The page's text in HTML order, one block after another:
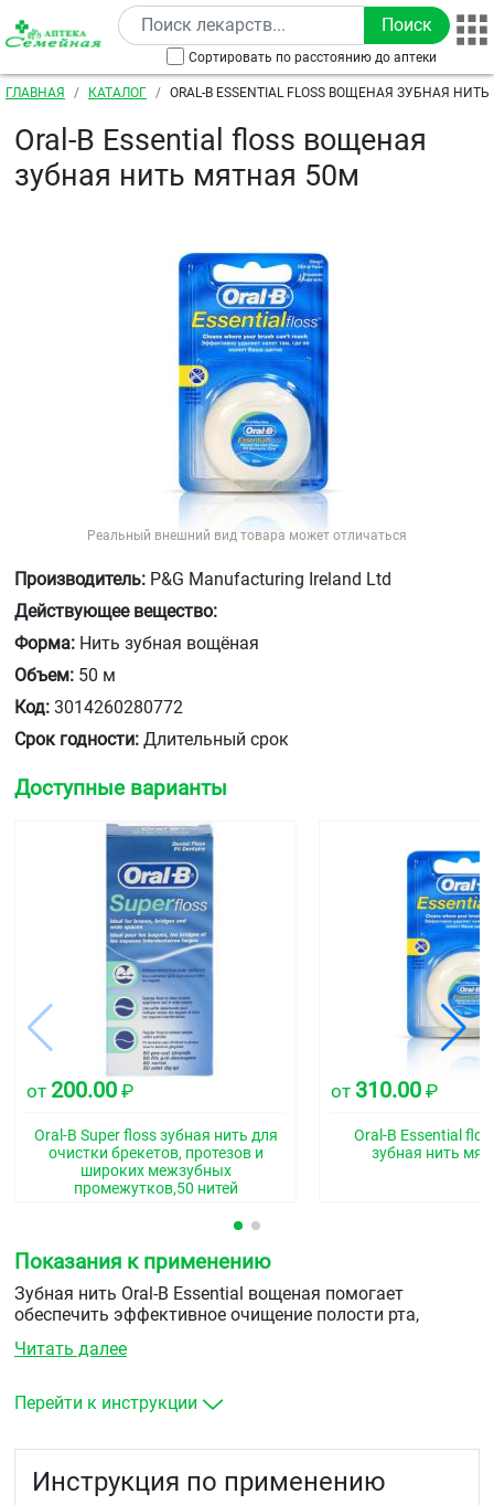
Перейти к основному содержанию
Сортировать по расстоянию до аптеки
Строка навигации
ГЛАВНАЯ КАТАЛОГ ORAL-B ESSENTIAL FLOSS ВОЩЕНАЯ ЗУБНАЯ
Oral-B Essential floss вощеная
зубная нить мятная 50м
Реальный внешний вид товара может отличаться
Производитель: P&G Manufacturing Ireland Ltd
Действующее вещество:
Форма: Нить зубная вощёная
Объем: 50 м
Код: 3014260280772
Срок годности: Длительный срок
Доступные варианты
от 200.00 ₽
Oral-B Super floss зубная нить для
очистки брекетов, протезов и
широких межзубных
промежутков,50 нитей
от 310.00 ₽
Oral-B Essential
зубная нить
Показания к применению
Зубная нить Oral-B Essential вощеная помогает
обеспечить эффективное очищение полости рта,
специально разработанные волокна с полимерной
Прочная, а также простая и комфортная в обращении.
Читать далее
Перейти к инструкции
Инструкция по применению